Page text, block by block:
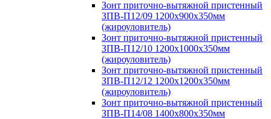
Зонт приточно-вытяжной пристенный
ЗПВ-П12/09 1200х900х350мм
(жироуловитель)
Зонт приточно-вытяжной пристенный
ЗПВ-П12/10 1200х1000х350мм
(жироуловитель)
Зонт приточно-вытяжной пристенный
ЗПВ-П12/12 1200х1200х350мм
(жироуловитель)
Зонт приточно-вытяжной пристенный
ЗПВ-П14/08 1400х800х350мм